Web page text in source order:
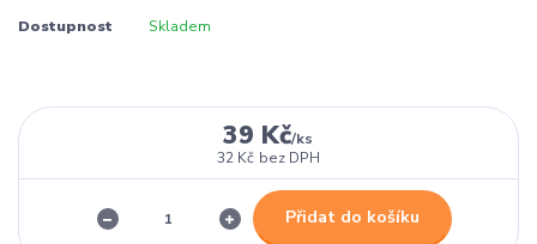
Dostupnost Skladem
39 Kč/ks
32 Kč bez DPH
Přidat do košíku